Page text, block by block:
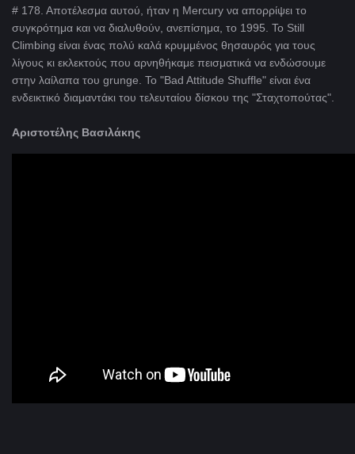
# 178. Αποτέλεσμα αυτού, ήταν η Mercury να απορρίψει το
συγκρότημα και να διαλυθούν, ανεπίσημα, το 1995. To Still
Climbing είναι ένας πολύ καλά κρυμμένος θησαυρός για τους
λίγους κι εκλεκτούς που αρνηθήκαμε πεισματικά να ενδώσουμε
στην λαίλαπα του grunge. Το "Bad Attitude Shuffle" είναι ένα
ενδεικτικό διαμαντάκι του τελευταίου δίσκου της "Σταχτοπούτας".
Αριστοτέλης Βασιλάκης